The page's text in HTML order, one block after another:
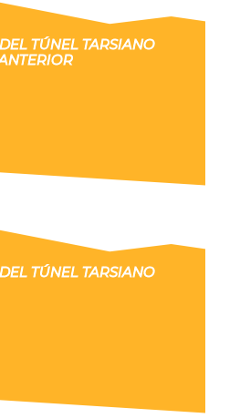
TÚNEL TARSIANO
TÚNEL TARSIANO